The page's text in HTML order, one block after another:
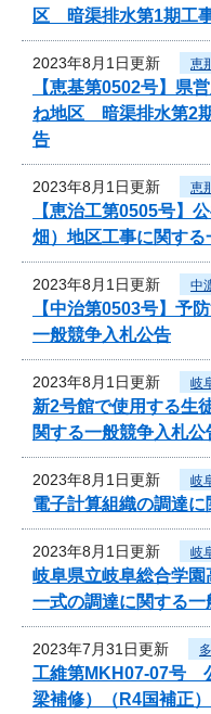
区 暗渠排水第1期工
2023年8月1日更新 恵
【恵基第0502号】県
ね地区 暗渠排水第2
告
2023年8月1日更新 恵
【恵治工第0505号
畑）地区工事に関す
2023年8月1日更新 中
【中治第0503号】
一般競争入札公告
2023年8月1日更新 岐
新2号館で使用する生
関する一般競争入札公
2023年8月1日更新 岐
電子計算組織の調達
2023年8月1日更新 岐
岐阜県立岐阜総合学
一式の調達に関する
2023年7月31日更新
工維第MKH07-07号
梁補修）（R4国補正